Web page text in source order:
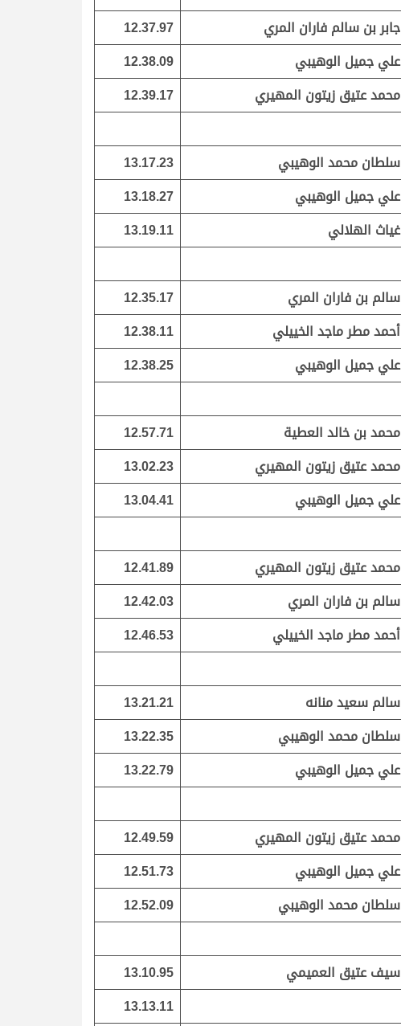
جابر بن سالم فاران المري
12.37.97
علي جميل الوهيبي
12.38.09
محمد عتيق زيتون المهيري 12.39.17
سلطان محمد الوهيبي
13.17.23
علي جميل الوهيبي
13.18.27
غياث الهلالي 13.19.11
سالم بن فاران المري
12.35.17
أحمد مطر ماجد الخييلي
12.38.11
علي جميل الوهيبي 12.38.25
محمد بن خالد العطية
12.57.71
محمد عتيق زيتون المهيري
13.02.23
علي جميل الوهيبي 13.04.41
محمد عتيق زيتون المهيري
12.41.89
سالم بن فاران المري
12.42.03
أحمد مطر ماجد الخييلي 12.46.53
سالم سعيد منانه
13.21.21
سلطان محمد الوهيبي
13.22.35
علي جميل الوهيبي 13.22.79
محمد عتيق زيتون المهيري
12.49.59
علي جميل الوهيبي
12.51.73
سلطان محمد الوهيبي 12.52.09
سيف عتيق العميمي
13.10.95
13.13.11